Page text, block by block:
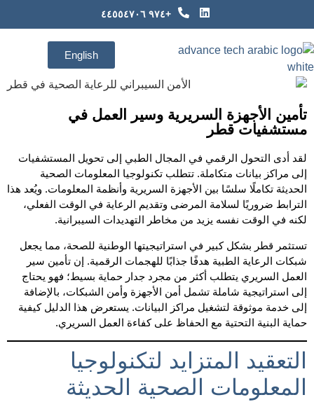
+٩٧٤ ٤٤٥٥٤٧٠٦
English
تأمين الأجهزة السريرية وسير العمل في
مستشفيات قطر
لقد أدى التحول الرقمي في المجال الطبي إلى تحويل المستشفيات
إلى مراكز بيانات متكاملة. تتطلب تكنولوجيا المعلومات الصحية
الحديثة تكاملًا سلسًا بين الأجهزة السريرية وأنظمة المعلومات. ويُعد هذا
الترابط ضروريًا لسلامة المرضى وتقديم الرعاية في الوقت الفعلي،
لكنه في الوقت نفسه يزيد من مخاطر التهديدات السيبرانية.
تستثمر قطر بشكل كبير في استراتيجيتها الوطنية للصحة، مما يجعل
شبكات الرعاية الطبية هدفًا جذابًا للهجمات الرقمية. إن تأمين سير
العمل السريري يتطلب أكثر من مجرد جدار حماية بسيط؛ فهو يحتاج
إلى استراتيجية شاملة تشمل أمن الأجهزة وأمن الشبكات، بالإضافة
إلى خدمة موثوقة لتشغيل مراكز البيانات. يستعرض هذا الدليل كيفية
حماية البنية التحتية مع الحفاظ على كفاءة العمل السريري.
التعقيد المتزايد لتكنولوجيا
المعلومات الصحية الحديثة